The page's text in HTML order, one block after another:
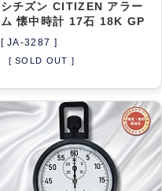
シチズン CITIZEN アラー
ム 懐中時計 17石 18K GP
[ JA-3287 ]
[ SOLD OUT ]